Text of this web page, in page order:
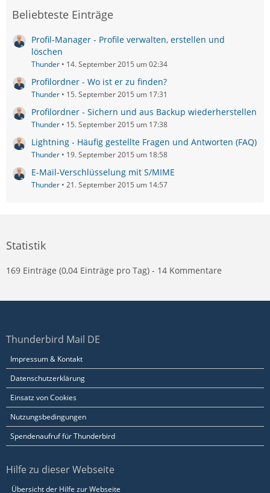
Beliebteste Einträge
Profil-Manager - Profile verwalten, erstellen und
löschen
Thunder 14. September 2015 um 02:34
Profilordner - Wo ist er zu finden?
Thunder 15. September 2015 um 17:31
Profilordner - Sichern und aus Backup wiederherstellen
Thunder 15. September 2015 um 17:38
Lightning - Häufig gestellte Fragen und Antworten (FAQ)
Thunder 19. September 2015 um 18:58
E-Mail-Verschlüsselung mit S/MIME
Thunder 21. September 2015 um 14:57
Statistik
169 Einträge (0,04 Einträge pro Tag) - 14 Kommentare
Thunderbird Mail DE
Impressum & Kontakt
Datenschutzerklärung
Einsatz von Cookies
Nutzungsbedingungen
Spendenaufruf für Thunderbird
Hilfe zu dieser Webseite
Übersicht der Hilfe zur Webseite